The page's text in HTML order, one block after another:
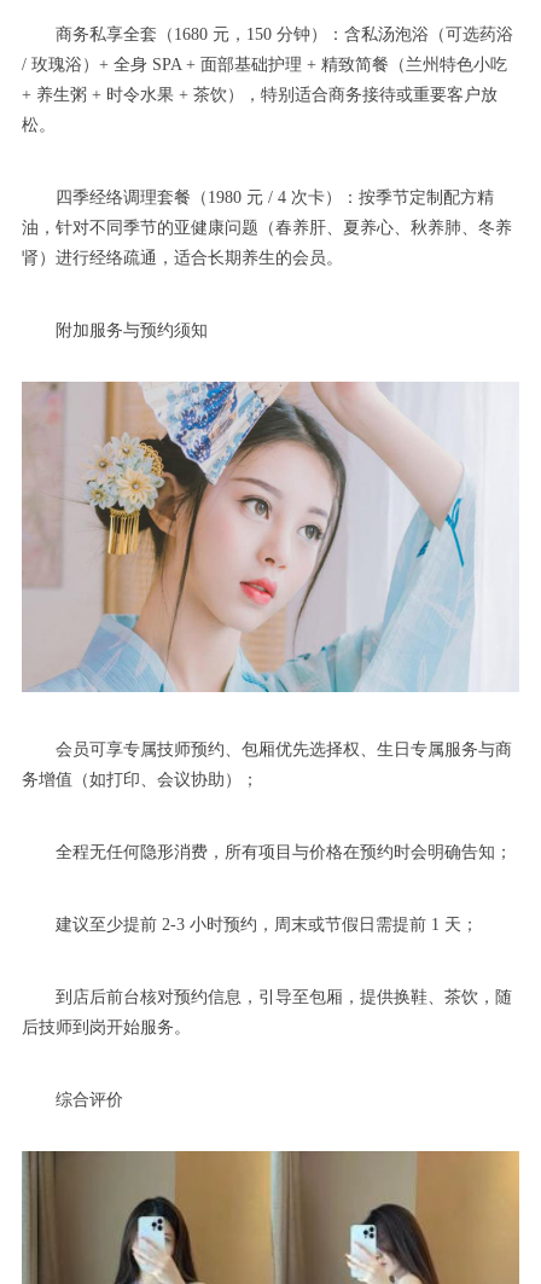
商务私享全套（1680 元，150 分钟）：含私汤泡浴（可选药浴
/ 玫瑰浴）+ 全身 SPA + 面部基础护理 + 精致简餐（兰州特色小吃
+ 养生粥 + 时令水果 + 茶饮），特别适合商务接待或重要客户放
松。
四季经络调理套餐（1980 元 / 4 次卡）：按季节定制配方精
油，针对不同季节的亚健康问题（春养肝、夏养心、秋养肺、冬养
肾）进行经络疏通，适合长期养生的会员。
附加服务与预约须知
会员可享专属技师预约、包厢优先选择权、生日专属服务与商
务增值（如打印、会议协助）；
全程无任何隐形消费，所有项目与价格在预约时会明确告知；
建议至少提前 2-3 小时预约，周末或节假日需提前 1 天；
到店后前台核对预约信息，引导至包厢，提供换鞋、茶饮，随
后技师到岗开始服务。
综合评价